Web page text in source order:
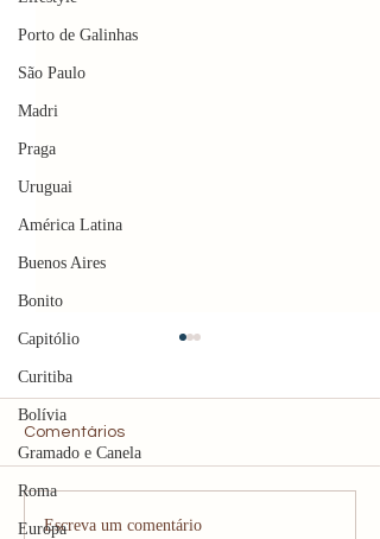
Porto de Galinhas
São Paulo
Madri
Praga
Uruguai
América Latina
Buenos Aires
Bonito
Capitólio
Curitiba
Bolívia
Gramado e Canela
Roma
Europa(2026) Cupom de
Comentários
Escreva um comentário